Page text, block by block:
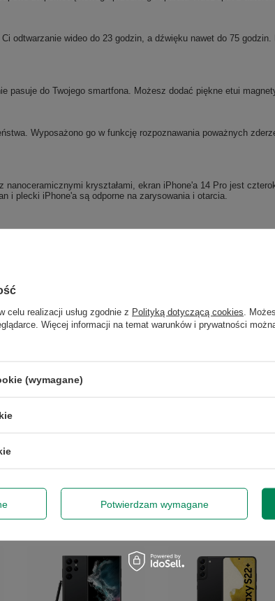
odtwarzanie wideo do 23 godzin, a dźwięku nawet do 75
pasuje do Twojego smartfona. Możesz dodać piękne etui
Wyposażono go w funkcję rozpoznawania poważnych
nanoceramicznymi kryształami, ekran iPhone'a 14 Pro jest
i plecki iPhone'a są odporne na zarysowania i otarcia.
pobierania filmów i wysyłania ich w najwyższej
automatycznie zmniejszona, gdy nie surfujesz po Internecie,
do szybkiego ładowania. Ze względów środowiskowych
prestiżową nagrodą Reddot.
potłuczone plecki! Wady te są
celu realizacji usług zgodnie z Polityką dotyczącą cookies .
Więcej informacji na temat warunków i prywatności
(wymagane)
Potwierdzam wymagane